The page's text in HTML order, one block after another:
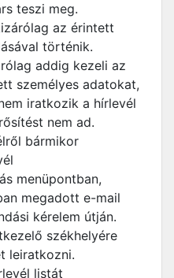
teszi meg.
az érintett
történik.
addig kezeli az
személyes adatokat,
iratkozik a hírlevél
nem ad.
bármikor
menüpontban,
megadott e-mail
kérelem útján.
székhelyére
leiratkozni.
listát